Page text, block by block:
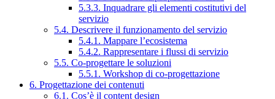
5.3.3. Inquadrare gli elementi costitutivi del
servizio
5.4. Descrivere il funzionamento del servizio
5.4.1. Mappare l’ecosistema
5.4.2. Rappresentare i flussi di servizio
5.5. Co-progettare le soluzioni
5.5.1. Workshop di co-progettazione
6. Progettazione dei contenuti
6.1. Cos’è il content design